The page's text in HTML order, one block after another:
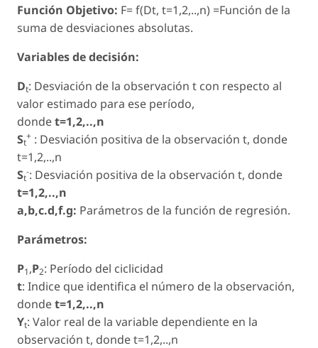
Función Objetivo: F= f(Dt, t=1,2,..,n) =Función de la
suma de desviaciones absolutas.
Variables de decisión:
Dt: Desviación de la observación t con respecto al
valor estimado para ese período,
dondet=1,2,..,n
St
+ : Desviación positiva de la observación t, donde
t=1,2,..,n
St
-: Desviación positiva de la observación t, donde
t=1,2,..,n
a,b,c.d,f.g: Parámetros de la función de regresión.
Parámetros:
P1,P2: Período del ciclicidad
t: Indice que identifica el número de la observación,
dondet=1,2,..,n
Yt: Valor real de la variable dependiente en la
observación t, donde t=1,2,..,n